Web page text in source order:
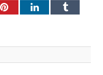
PinterestLinkedInTumblr